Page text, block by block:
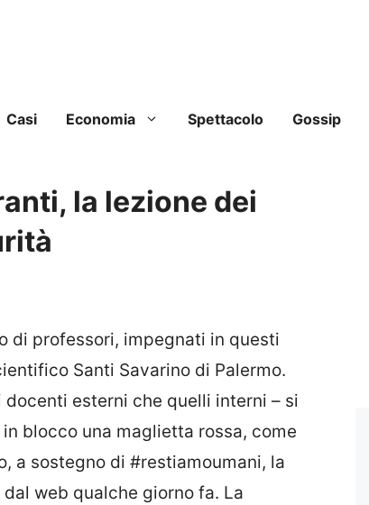
Casi Economia Spettacolo Gossip
la lezione dei
di professori, impegnati in questi
Santi Savarino di Palermo.
esterni che quelli interni – si
blocco una maglietta rossa, come
a sostegno di #restiamoumani, la
web qualche giorno fa. La